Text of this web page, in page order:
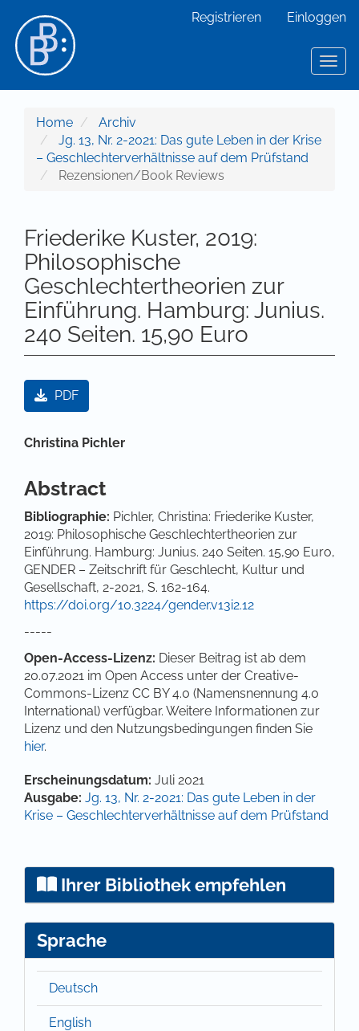
Hauptinhalt
Sidebar
Registrieren Einloggen
Home
Archiv
Jg. 13, Nr. 2-2021: Das gute Leben in der Krise
– Geschlechterverhältnisse auf dem Prüfstand
Rezensionen/Book Reviews
Friederike Kuster, 2019:
Philosophische
Geschlechtertheorien zur
Einführung. Hamburg: Junius.
240 Seiten. 15,90 Euro
Artikel-Sidebar
PDF
Hauptsächlicher Artikelinhalt
Christina Pichler
Abstract
Bibliographie: Pichler, Christina: Friederike Kuster,
2019: Philosophische Geschlechtertheorien zur
Einführung. Hamburg: Junius. 240 Seiten. 15,90 Euro,
GENDER – Zeitschrift für Geschlecht, Kultur und
Gesellschaft, 2-2021, S. 162-164.
https://doi.org/10.3224/gender.v13i2.12
-----
Open-Access-Lizenz: Dieser Beitrag ist ab dem
20.07.2021 im Open Access unter der Creative-
Commons-Lizenz CC BY 4.0 (Namensnennung 4.0
International) verfügbar. Weitere Informationen zur
Lizenz und den Nutzungsbedingungen finden Sie
hier.
Artikel-Details
Erscheinungsdatum: Juli 2021
Ausgabe: Jg. 13, Nr. 2-2021: Das gute Leben in der
Krise – Geschlechterverhältnisse auf dem Prüfstand
Ihrer Bibliothek empfehlen
Sprache
Deutsch
English